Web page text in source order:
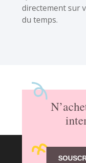
directement sur
du temps.